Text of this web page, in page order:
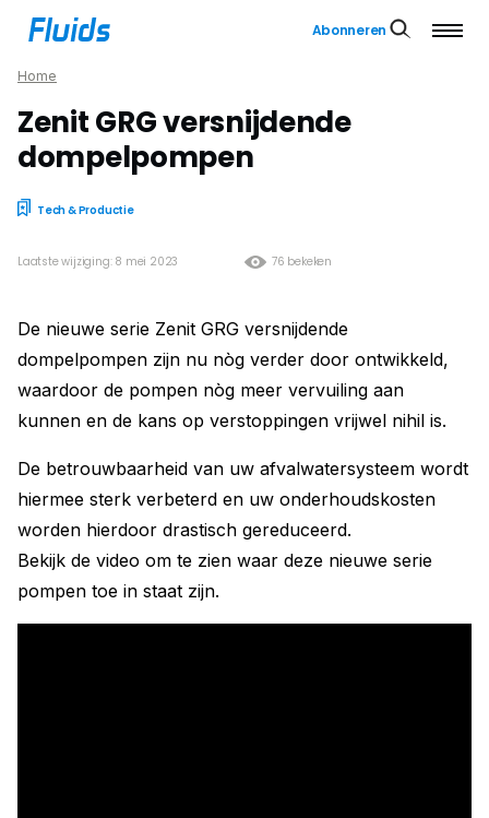
Abonneren
Home
Zenit GRG versnijdende
dompelpompen
Tech & Productie
76 bekeken
Laatste wijziging: 8 mei 2023
De nieuwe serie Zenit GRG versnijdende
dompelpompen zijn nu nòg verder door ontwikkeld,
waardoor de pompen nòg meer vervuiling aan
kunnen en de kans op verstoppingen vrijwel nihil is.
De betrouwbaarheid van uw afvalwatersysteem wordt
hiermee sterk verbeterd en uw onderhoudskosten
worden hierdoor drastisch gereduceerd.
Bekijk de video om te zien waar deze nieuwe serie
pompen toe in staat zijn.